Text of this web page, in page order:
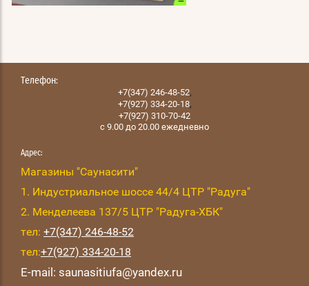
Телефон:
+7(347) 246-48-52,
+7(927) 334-20-18,
+7(927) 310-70-42
с 9.00 до 20.00 ежедневно
Адрес:
Магазины "Саунасити"
1. Индустриальное шоссе 44/4 ЦТР "Радуга"
2. Менделеева 137/5 ЦТР "Радуга-ХБК"
тел: +7(347) 246-48-52
тел:+7(927) 334-20-18
E-mail: saunasitiufa@yandex.ru